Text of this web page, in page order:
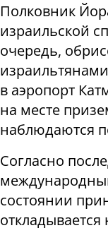
Полковник
израильской
очередь,
в аэропорт
на месте
наблюдаются
Согласно
состоянии
откладывается